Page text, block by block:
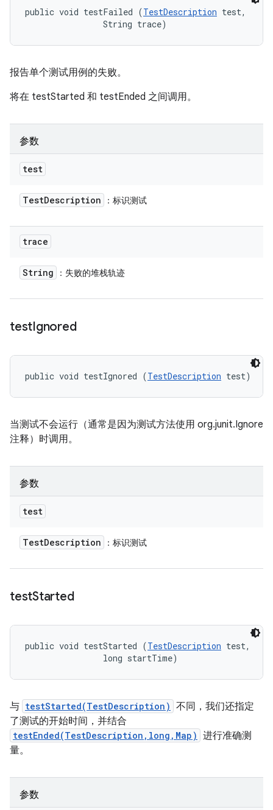
public void testFailed (TestDescription test,
                String trace)
报告单个测试用例的失败。
将在 testStarted 和 testEnded 之间调用。
参数
test
TestDescription ：标识测试
trace
String ：失败的堆栈轨迹
testIgnored
public void testIgnored (TestDescription test)
当测试不会运行（通常是因为测试方法使用 org.junit.Ignore
注释）时调用。
参数
test
TestDescription ：标识测试
testStarted
public void testStarted (TestDescription test,
                long startTime)
与 testStarted(TestDescription) 不同，我们还指定
了测试的开始时间，并结合
testEnded(TestDescription,long,Map) 进行准确测
量。
参数